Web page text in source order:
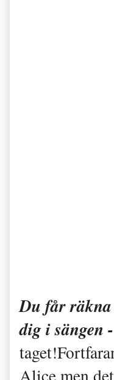
Du får räkna
dig i sängen -